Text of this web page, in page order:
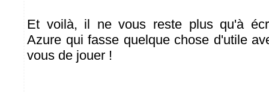
Et voilà, il ne vous reste plus qu'à
Azure qui fasse quelque chose d'utile
vous de jouer !